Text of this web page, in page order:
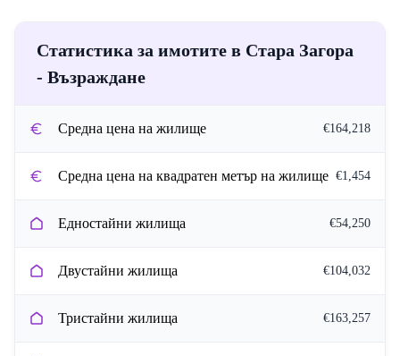
Статистика за имотите в Стара Загора
- Възраждане
Средна цена на жилище €164,218
Средна цена на квадратен метър на жилище €1,454
Едностайни жилища €54,250
Двустайни жилища €104,032
Тристайни жилища €163,257